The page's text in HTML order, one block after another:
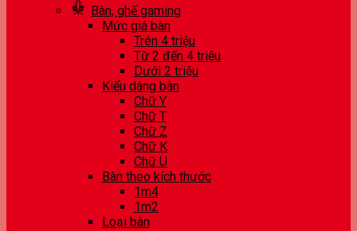
Bàn, ghế gaming
Mức giá bàn
Trên 4 triệu
Từ 2 đến 4 triệu
Dưới 2 triệu
Kiểu dáng bàn
Chữ Y
Chữ T
Chữ Z
Chữ K
Chữ U
Bàn theo kích thước
1m4
1m2
Loại bàn